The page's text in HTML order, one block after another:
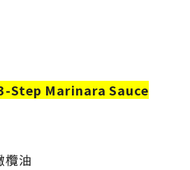
Step Marinara Sauce
油